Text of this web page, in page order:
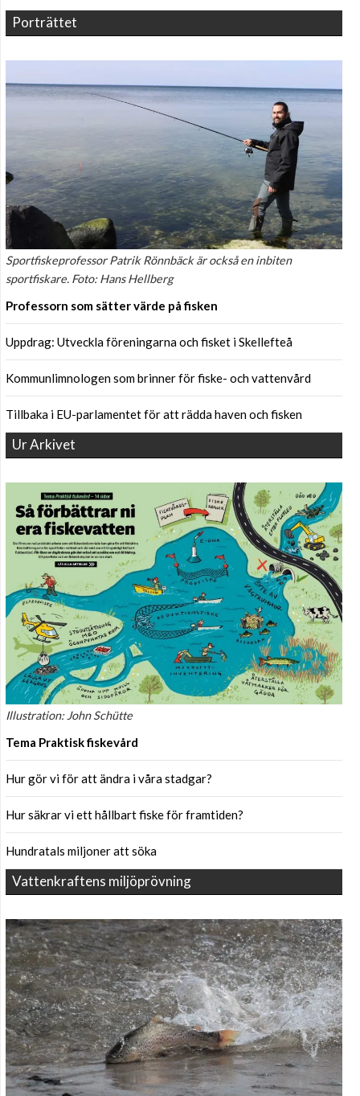
Porträttet
Sportfiskeprofessor Patrik Rönnbäck är också en inbiten
sportfiskare. Foto: Hans Hellberg
Professorn som sätter värde på fisken
Uppdrag: Utveckla föreningarna och fisket i Skellefteå
Kommunlimnologen som brinner för fiske- och vattenvård
Tillbaka i EU-parlamentet för att rädda haven och fisken
Ur Arkivet
Illustration: John Schütte
Tema Praktisk fiskevård
Hur gör vi för att ändra i våra stadgar?
Hur säkrar vi ett hållbart fiske för framtiden?
Hundratals miljoner att söka
Vattenkraftens miljöprövning